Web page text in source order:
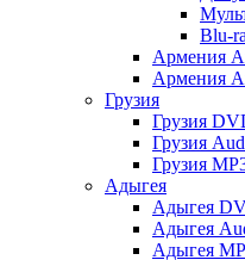
Blu-
Армения
Армения
Грузия
Грузия
Грузия
Грузия
Адыгея
Адыгея
Адыгея
Адыгея